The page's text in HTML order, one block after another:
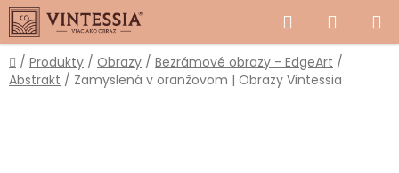
Prejsť
na
obsah
Hľadať
KOŠÍK
Domov
/ Produkty / Obrazy / Bezrámové obrazy - EdgeArt /
Abstrakt / Zamyslená v oranžovom | Obrazy Vintessia